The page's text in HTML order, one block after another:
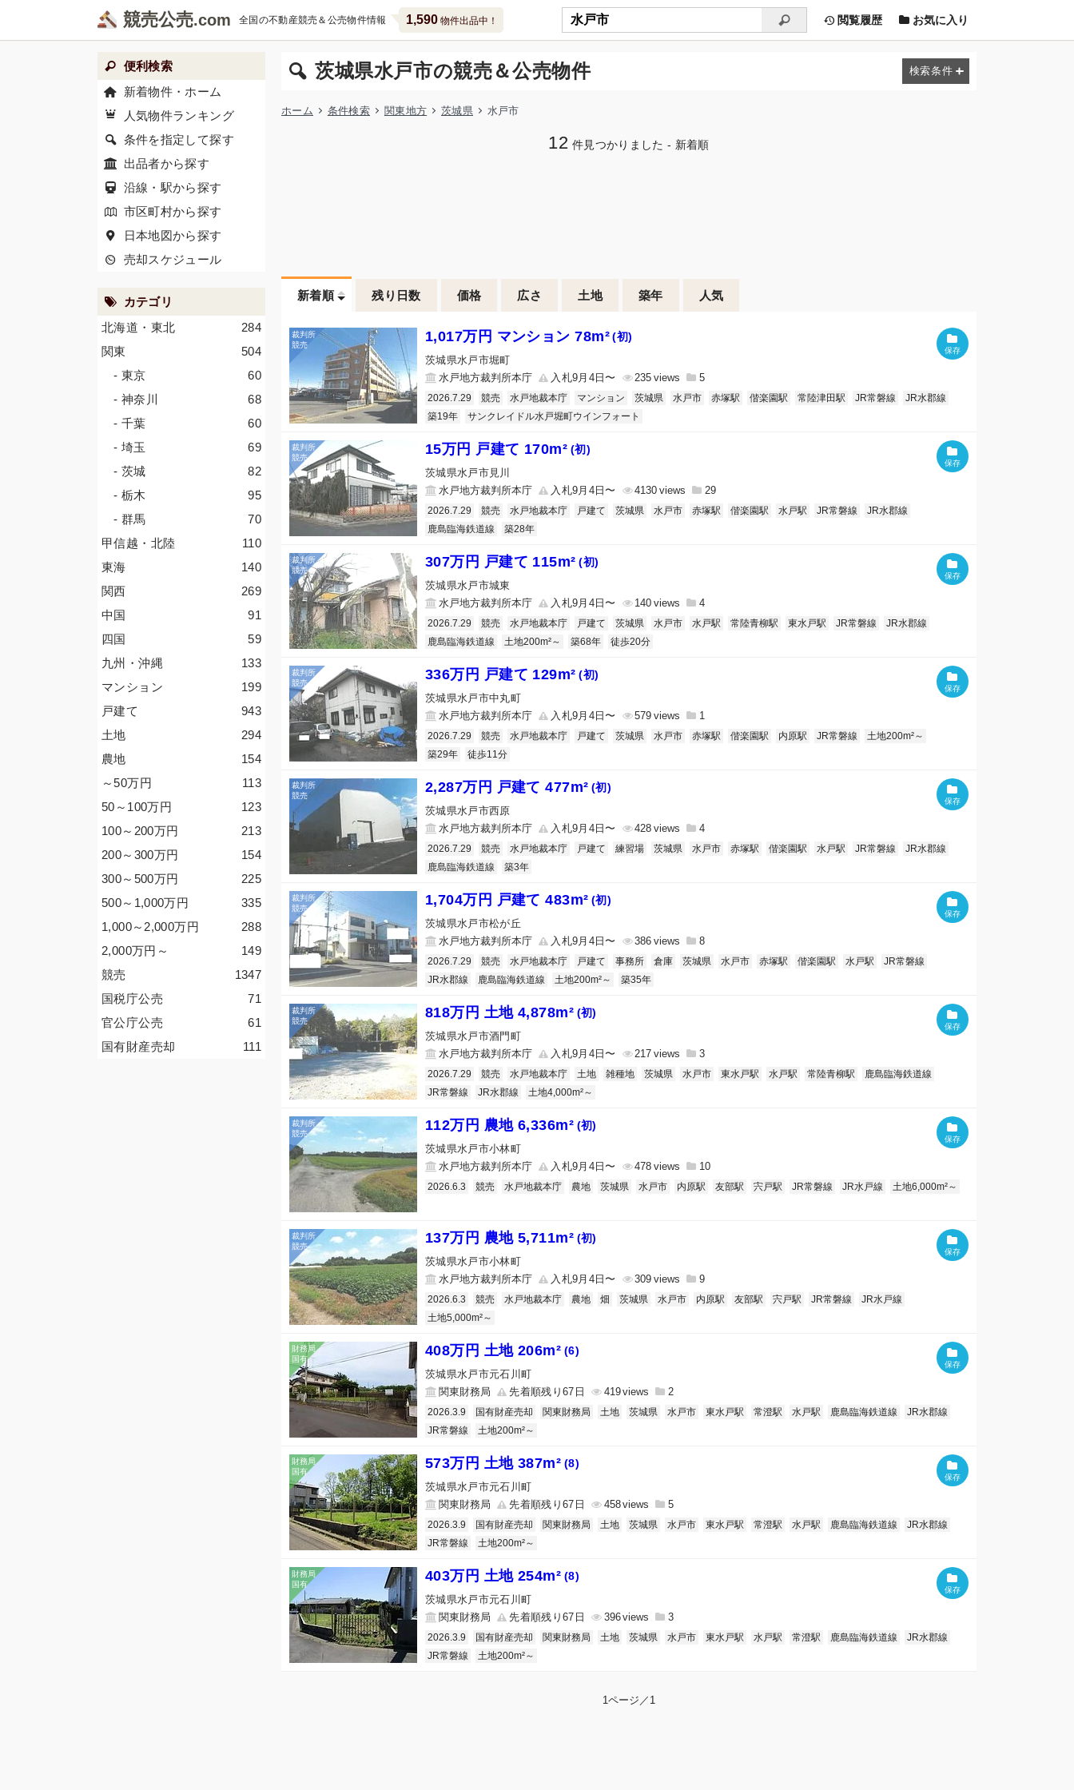
競売公売 全国の不動産競売＆公売物件情報 1,590物件出品中！ 閲覧履歴 お気に入り
茨城県水戸市の競売＆公売物件
ホーム 条件検索 関東地方 茨城県 水戸市
12 件見つかりました - 新着順
新着順 残り日数 価格 広さ 土地 築年 人気
1,017万円 マンション 78m² (初)
茨城県水戸市堀町
水戸地方裁判所本庁
入札9月4日〜 235 5
2026.7.29 競売 水戸地裁本庁 マンション 茨城県 水戸市 赤塚駅 偕楽園駅 常陸津田駅 JR常磐線
JR水郡線
築19年
サンクレイドル水戸堀町ウインフォート
15万円 戸建て 170m² (初)
茨城県水戸市見川
水戸地方裁判所本庁
入札9月4日〜 4130 29
2026.7.29 競売 水戸地裁本庁 戸建て 茨城県 水戸市 赤塚駅 偕楽園駅 水戸駅 JR常磐線
JR水郡線
鹿島臨海鉄道線
築28年
307万円 戸建て 115m² (初)
茨城県水戸市城東
水戸地方裁判所本庁
入札9月4日〜 140 4
2026.7.29 競売 水戸地裁本庁 戸建て 茨城県 水戸市 水戸駅 常陸青柳駅 東水戸駅 JR常磐線
JR水郡線
鹿島臨海鉄道線
土地200m²～ 築68年 徒歩20分
336万円 戸建て 129m² (初)
茨城県水戸市中丸町
水戸地方裁判所本庁
入札9月4日〜 579 1
2026.7.29 競売 水戸地裁本庁 戸建て 茨城県 水戸市 赤塚駅 偕楽園駅 内原駅 JR常磐線
土地200m²～
築29年
徒歩11分
2,287万円 戸建て 477m² (初)
茨城県水戸市西原
水戸地方裁判所本庁
入札9月4日〜 428 4
2026.7.29 競売 水戸地裁本庁 戸建て 練習場 茨城県 水戸市 赤塚駅 偕楽園駅 水戸駅 JR常磐線
JR水郡線
鹿島臨海鉄道線
築3年
1,704万円 戸建て 483m² (初)
茨城県水戸市松が丘
水戸地方裁判所本庁
入札9月4日〜 386 8
2026.7.29 競売 水戸地裁本庁 戸建て 事務所 倉庫 茨城県 水戸市 赤塚駅 偕楽園駅 水戸駅
JR常磐線
JR水郡線
鹿島臨海鉄道線 土地200m²～ 築35年
818万円 土地 4,878m² (初)
茨城県水戸市酒門町
水戸地方裁判所本庁
入札9月4日〜 217 3
2026.7.29 競売 水戸地裁本庁 土地 雑種地 茨城県 水戸市 東水戸駅 水戸駅 常陸青柳駅
鹿島臨海鉄道線
JR常磐線
JR水郡線 土地4,000m²～
112万円 農地 6,336m² (初)
茨城県水戸市小林町
水戸地方裁判所本庁
入札9月4日〜 478 10
2026.6.3 競売 水戸地裁本庁 農地 茨城県 水戸市 内原駅 友部駅 宍戸駅 JR常磐線 JR水戸線 土地6,000m²～
137万円 農地 5,711m² (初)
茨城県水戸市小林町
水戸地方裁判所本庁
入札9月4日〜 309 9
2026.6.3 競売 水戸地裁本庁 農地 畑 茨城県 水戸市 内原駅 友部駅 宍戸駅 JR常磐線
JR水戸線
土地5,000m²～
408万円 土地 206m² (6)
茨城県水戸市元石川町
関東財務局
先着順残り67日 419 2
2026.3.9 国有財産売却 関東財務局 土地 茨城県 水戸市 東水戸駅 常澄駅 水戸駅 鹿島臨海鉄道線
JR水郡線
JR常磐線
土地200m²～
573万円 土地 387m² (8)
茨城県水戸市元石川町
関東財務局
先着順残り67日 458 5
2026.3.9 国有財産売却 関東財務局 土地 茨城県 水戸市 東水戸駅 常澄駅 水戸駅 鹿島臨海鉄道線
JR水郡線
JR常磐線
土地200m²～
403万円 土地 254m² (8)
茨城県水戸市元石川町
関東財務局
先着順残り67日 396 3
2026.3.9 国有財産売却 関東財務局 土地 茨城県 水戸市 東水戸駅 水戸駅 常澄駅 鹿島臨海鉄道線
JR水郡線
JR常磐線
土地200m²～
1ページ／1
便利検索
新着物件・ホーム
人気物件ランキング
条件を指定して探す
出品者から探す
沿線・駅から探す
市区町村から探す
日本地図から探す
売却スケジュール
カテゴリ
284
北海道・東北
504
関東
60
- 東京
68
- 神奈川
60
- 千葉
69
- 埼玉
82
- 茨城
95
- 栃木
70
- 群馬
110
甲信越・北陸
140
東海
269
関西
91
中国
59
四国
133
九州・沖縄
199
マンション
943
戸建て
294
土地
154
農地
113
～50万円
123
50～100万円
213
100～200万円
154
200～300万円
225
300～500万円
335
500～1,000万円
288
1,000～2,000万円
149
2,000万円 ～
1347
競売
71
国税庁公売
61
官公庁公売
111
国有財産売却